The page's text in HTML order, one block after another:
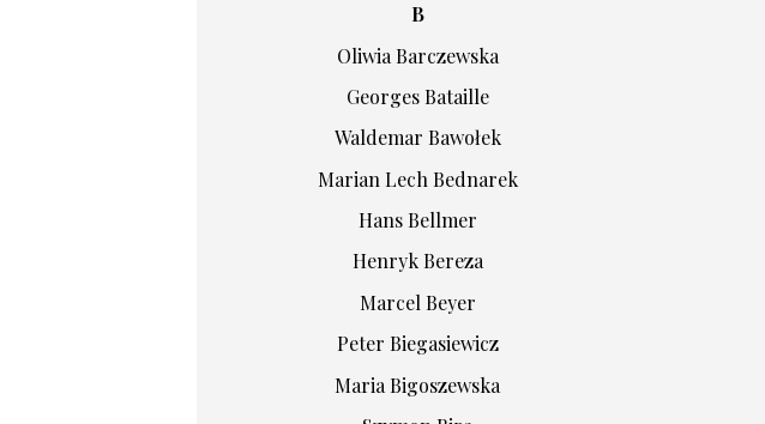
B
Oliwia Barczewska
Georges Bataille
Waldemar Bawołek
Marian Lech Bednarek
Hans Bellmer
Henryk Bereza
Marcel Beyer
Peter Biegasiewicz
Maria Bigoszewska